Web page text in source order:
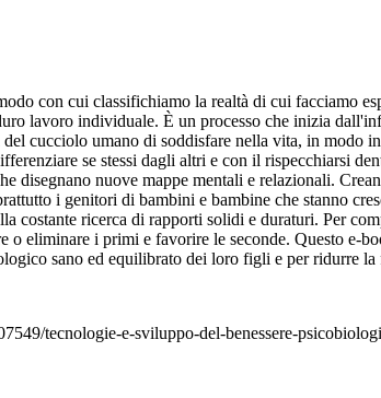
con cui classifichiamo la realtà di cui facciamo
lavoro individuale. È un processo che inizia
cucciolo umano di soddisfare nella vita, in modo
se stessi dagli altri e con il rispecchiarsi
nuove mappe mentali e relazionali.
i genitori di bambini e bambine che stanno
ricerca di rapporti solidi e duraturi. Per
eliminare i primi e favorire le seconde. Questo e-
sano ed equilibrato dei loro figli e per ridurre
tecnologie-e-sviluppo-del-benessere-